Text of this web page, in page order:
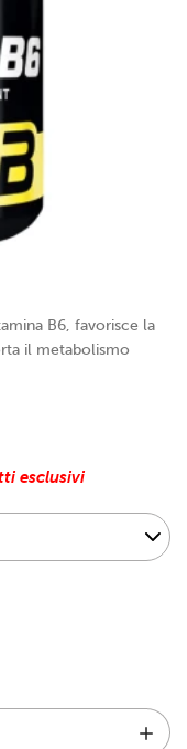
B6, favorisce la
il metabolismo
esclusivi